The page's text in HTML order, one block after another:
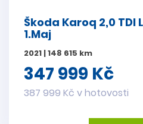
Škoda Karoq 2,0 TDI
1.Maj
2021 | 148 615 km
347 999 Kč
387 999 Kč v hotovosti